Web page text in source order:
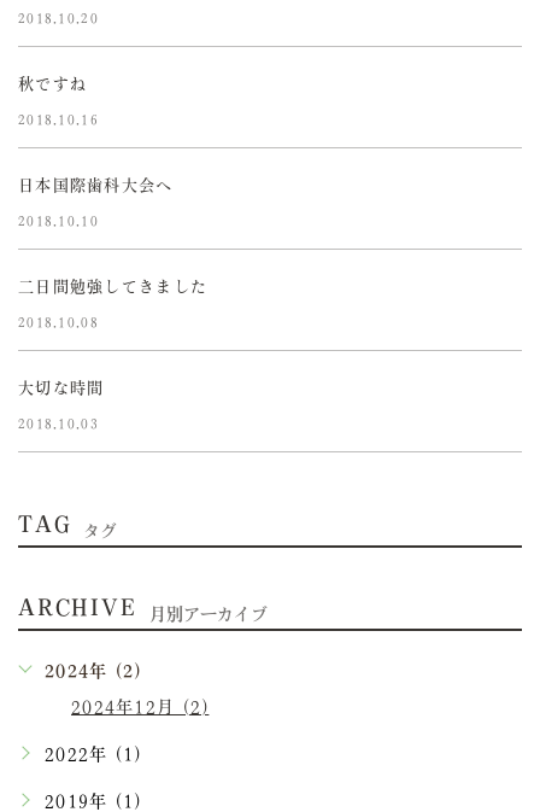
2018.10.20
秋ですね
2018.10.16
日本国際歯科大会へ
2018.10.10
二日間勉強してきました
2018.10.08
大切な時間
2018.10.03
TAG タグ
ARCHIVE 月別アーカイブ
2024年 (2)
2024年12月 (2)
2022年 (1)
2019年 (1)